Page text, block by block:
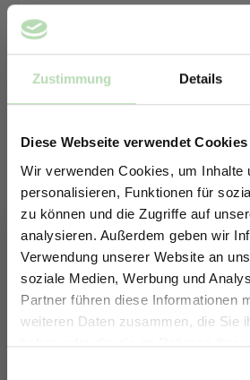
Zustimmung Details
Diese Webseite verwendet Cookies
Wir verwenden Cookies, um Inhalte
personalisieren, Funktionen für
zu können und die Zugriffe auf
analysieren. Außerdem geben wir
Verwendung unserer Website an
soziale Medien, Werbung und
Partner führen diese Informationen
weiteren Daten zusammen, die Sie
haben oder die sie im Rahmen
ERHALTE 5%
DEINE